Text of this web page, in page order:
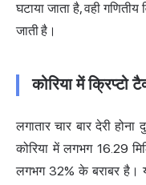
घटाया जाता है, वही
जाती है।
कोरिया में क्रिप्टो
लगातार चार बार देरी
कोरिया में लगभग 16.29
लगभग 32% के बराबर है।